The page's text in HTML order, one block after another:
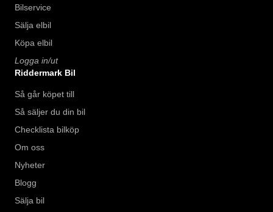
Bilservice
Sälja elbil
Köpa elbil
Logga in/ut
Riddermark Bil
Så går köpet till
Så säljer du din bil
Checklista bilköp
Om oss
Nyheter
Blogg
Sälja bil